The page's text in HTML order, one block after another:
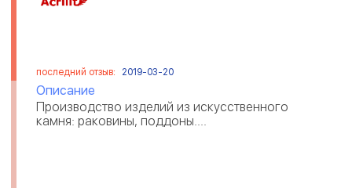
последний отзыв: 2019-03-20
Описание
Производство изделий из искусственного
камня: раковины, поддоны....